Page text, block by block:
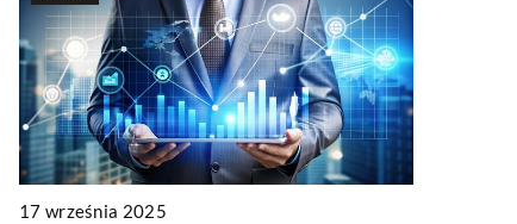
17 września 2025